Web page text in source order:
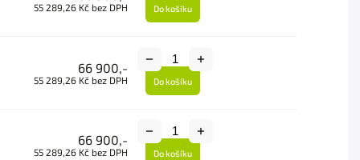
55 289,26 Kč bez DPH Do košíku
66 900,-
55 289,26 Kč bez DPH Do košíku
66 900,-
55 289,26 Kč bez DPH Do košíku